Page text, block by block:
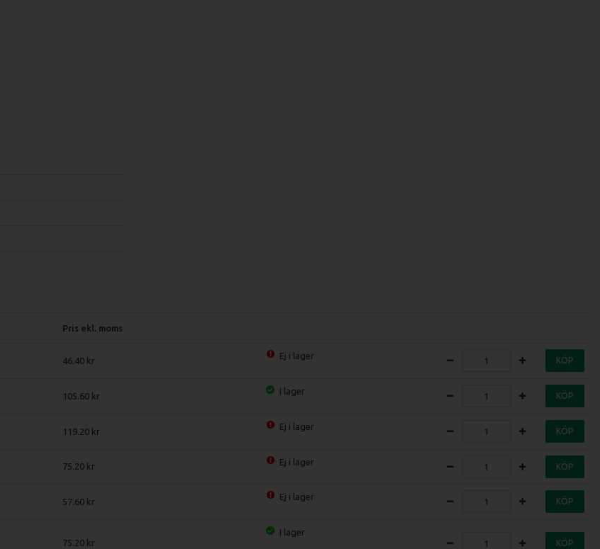
Pris ekl. moms
46.40 Ej i lager KÖP
105.60 I lager KÖP
119.20 Ej i lager KÖP
75.20 Ej i lager KÖP
57.60 Ej i lager KÖP
75.20
I lager
KÖP